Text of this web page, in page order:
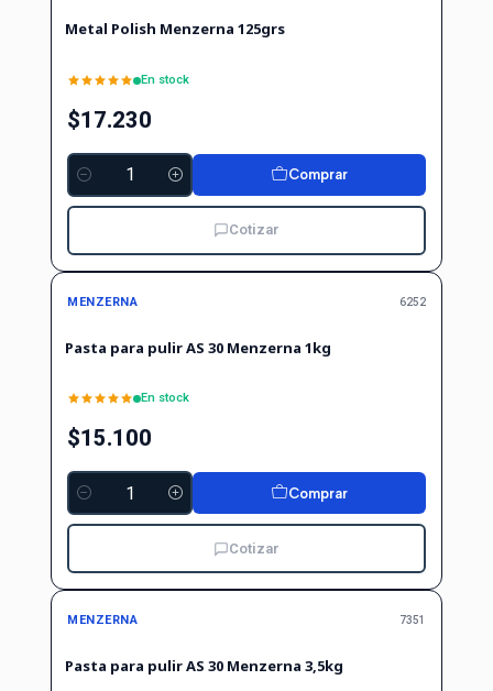
Metal Polish Menzerna 125grs
En stock
$17.230
Cantidad
Comprar
Cotizar
MENZERNA 6252
Pasta para pulir AS 30 Menzerna 1kg
En stock
$15.100
Cantidad
Comprar
Cotizar
MENZERNA 7351
Pasta para pulir AS 30 Menzerna 3,5kg